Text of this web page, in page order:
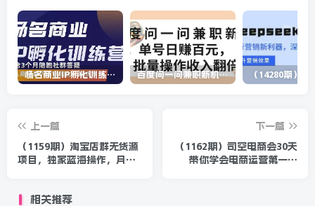
杨名商业IP孵化训练营，从商业到内容到转化一站式学 价值5980元 百度问一问兼职新机遇，单号日赚百元，批量操作收入翻倍
上一篇
（1159期）淘宝店群无货源
项目，独家蓝海操作，月入
下一篇
（1162期）司空电商会30天
带你学会电商运营第一阶
相关推荐